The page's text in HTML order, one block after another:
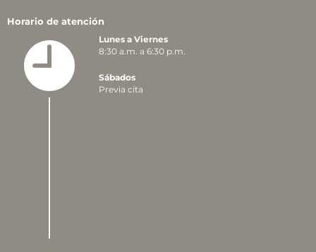
Horario de atención
Lunes a Viernes
8:30 a.m. a 6:30 p.m.
Sábados
Previa cita